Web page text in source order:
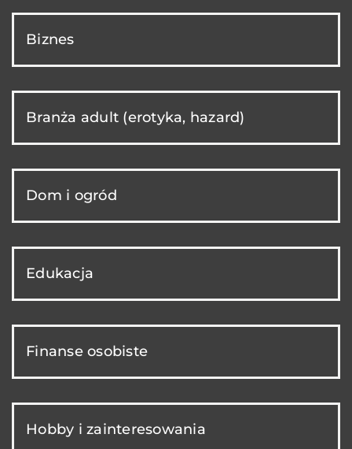
Biznes
Branża adult (erotyka, hazard)
Dom i ogród
Edukacja
Finanse osobiste
Hobby i zainteresowania